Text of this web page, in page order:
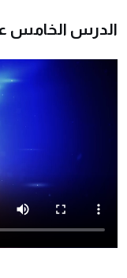
الدرس الخامس